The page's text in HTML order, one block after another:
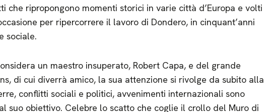
che ripropongono momenti storici in varie città d’Europa e volti
per ripercorrere il lavoro di Dondero, in cinquant’anni
sociale.
un maestro insuperato, Robert Capa, e del grande
di cui diverrà amico, la sua attenzione si rivolge da subito alla
conflitti sociali e politici, avvenimenti internazionali sono
suo obiettivo. Celebre lo scatto che coglie il crollo del Muro di